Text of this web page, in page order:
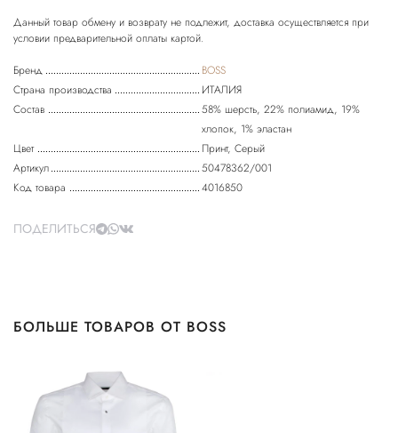
Данный товар обмену и возврату не подлежит, доставка осуществляется при
Бренд
BOSS
Страна производства
ИТАЛИЯ
Состав
58% шерсть, 22% полиамид, 19%
хлопок, 1% эластан
Цвет
Принт, Серый
Артикул
50478362/001
Код товара
4016850
ПОДЕЛИТЬСЯ
БОЛЬШЕ ТОВАРОВ ОТ BOSS